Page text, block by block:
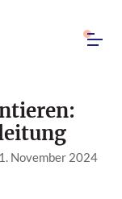
November 2024